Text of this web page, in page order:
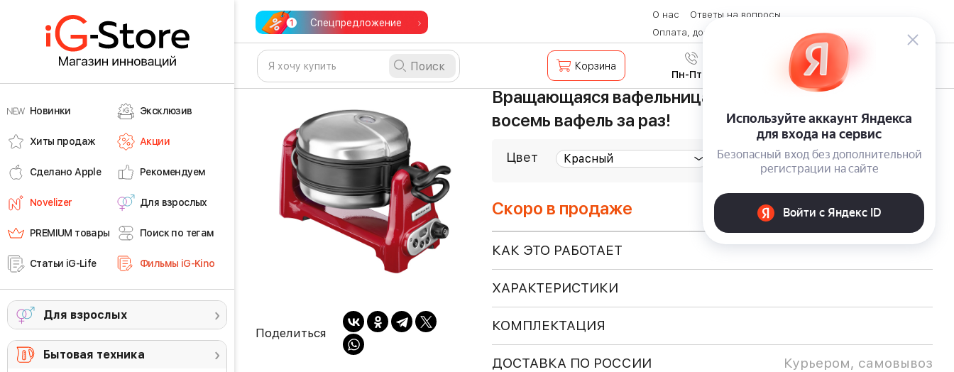
Новинки Эксклюзив
Хиты продаж Акции
Сделано Apple Рекомендуем
Novelizer Для взрослых
PREMIUM товары Поиск по тегам
Статьи iG-Life Фильмы iG-Kino
Для взрослых
Бытовая техника
Спецпредложение
О нас
Ответы на вопросы
Оплата, доставка и возврат товара
Контакты
Поиск Корзина 8 (800) 600-28-07
Пн-Пт с 9:00 до 19:00
Поделиться
Вращающаяся вафельница KitchenAid — приготовит
восемь вафель за раз!
Цвет
Скоро в продаже
КАК ЭТО РАБОТАЕТ
ХАРАКТЕРИСТИКИ
КОМПЛЕКТАЦИЯ
ДОСТАВКА ПО РОССИИ Курьером, самовывоз